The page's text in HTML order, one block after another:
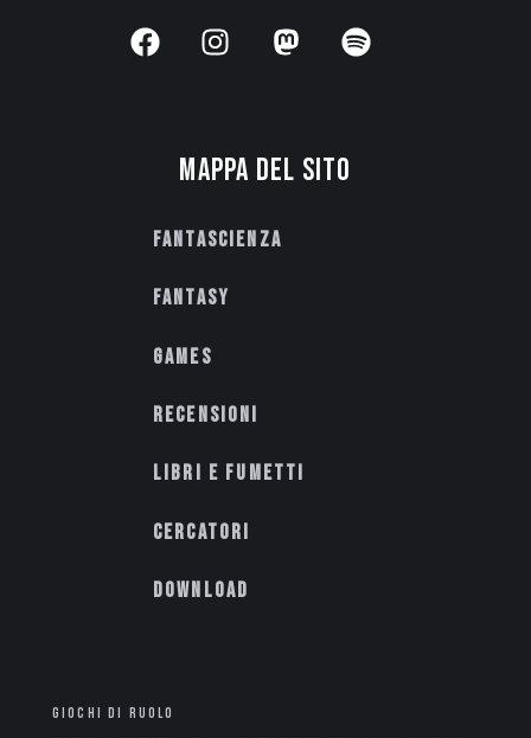
Mappa del sito
Fantascienza
Fantasy
Games
Recensioni
Libri e fumetti
Cercatori
Download
GIOCHI DI RUOLO